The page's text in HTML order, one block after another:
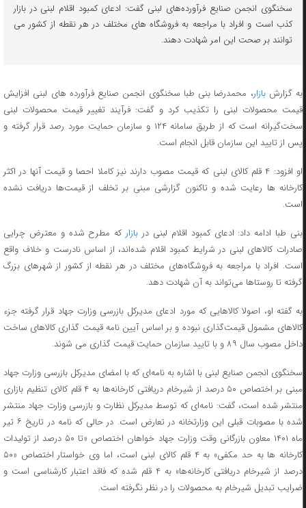
سخنگوی انجمن صنایع فرآورده‌های لبنی گفت: ادعای کمبود اقلام لبنی در بازار
کذب است و افراد با مراجعه به فروشگاه های مختلف در هر نقطه از کشور می
توانند بر صحت این امر شهادت دهند.
به گزارش بازار، محمدرضا بنی طبا سخنگوی انجمن صنایع فرآورده های لبنی افزایش
قیمت محصولات لبنی را تکذیب کرد و گفت: فرآیند تغییر قیمت محصولات لبنی
سخت‌گیرانه است که از طریق سامانه ۱۲۴ و سازمان حمایت مورد رصد قرار گرفته و
پس از تایید این سازمان قابل انجام است.
او افزود: ۴ قلم کالای لبنی که قیمت مصوب دارند نیز کاملا احصا و قیمت آنها در اکثر
کارخانه ها رعایت شده و تاکنون گزارشی مبنی بر تخلف از قیمت‌ها دریافت نشده
است.
بنی طبا ادامه داد: ادعای کمبود اقلام لبنی در بازارکه مطرح شده و معترض چرایی
صادرات کالاهای لبنی در شرایط کمبود اقلام شده‌اند، از اساس نادرست و خلاف واقع
است. افراد با مراجعه به فروشگاه‌های مختلف در هر نقطه از کشور از شهرهای بزرگ
گرفته تا روستاها می‌تواند به آن شهادت دهد.
به گفته او، اصولا کالاهایی که مورد ادعای مدیرکل بازرسی وزارت جهاد قرار گرفته جزء
کالاهای مشمول قیمت‌گذاری نبوده و بر اساس آیین نامه قیمت گذاری کالاهای ساخت
داخل مصوب سال ۸۹ و با تایید سازمان حمایت قیمت گذاری می شوند.
سخنگوی انجمن صنایع لبنی با اشاره به نامه‌ای که با امضای مدیرکل بازرسی وزارت جهاد
مبنی بر اختصاص ۵۰ درصد از شیرخام دریافتی کارخانه‌ها به ۴ قلم کالای تنظیم بازاری
منتشر شده است، گفت: نامه‌ای که توسط مدیرکل نظارت و بازرسی وزارت جهاد منتشر
شده با مصوبات قبلی این وزارتخانه در تعارض است. در حالی که نامه در تاریخ ۶ تیر
ماه ۱۴۰۱ معاون بازرگانی وقت وزارت جهاد خواهان اختصاص «تا ۵۰ درصد از تولیدات
کارخانه ها به حد مکفی» به ۴ قلم کالای لبنی است، اما وی خواستار اختصاص «۵۰
درصد از شیرخام دریافتی کارخانه‌ها» به ۴ قلم شده که فاقد اعتبار کارشناسی است و
ضرایب تبدیل شیرخام به محصولات را در نظر نگرفته است.